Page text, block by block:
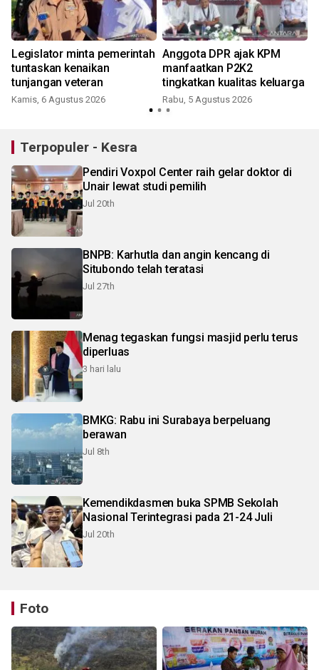
Legislator minta pemerintah
tuntaskan kenaikan
tunjangan veteran
Kamis, 6 Agustus 2026
Anggota DPR ajak KPM
manfaatkan P2K2
tingkatkan kualitas keluarga
Rabu, 5 Agustus 2026
Terpopuler - Kesra
Pendiri Voxpol Center raih gelar doktor di
Unair lewat studi pemilih
Jul 20th
BNPB: Karhutla dan angin kencang di
Situbondo telah teratasi
Jul 27th
Menag tegaskan fungsi masjid perlu terus
diperluas
3 hari lalu
BMKG: Rabu ini Surabaya berpeluang
berawan
Jul 8th
Kemendikdasmen buka SPMB Sekolah
Nasional Terintegrasi pada 21-24 Juli
Jul 20th
Foto